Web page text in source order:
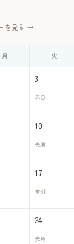
を見る →
月 火
3
赤口
10
先勝
17
友引
24
先負